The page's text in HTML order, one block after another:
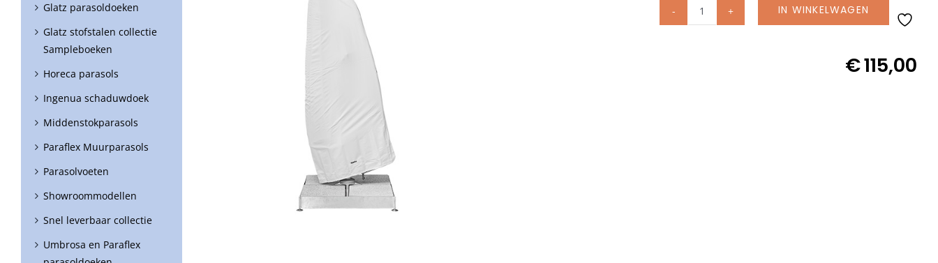
Glatz
IN WINKELWAGEN
€115,00
Glatz parasoldoeken
Glatz stofstalen collectie
Sampleboeken
Horeca parasols
Ingenua schaduwdoek
Middenstokparasols
Paraflex Muurparasols
Parasolvoeten
Showroommodellen
Snel leverbaar collectie
Umbrosa en Paraflex